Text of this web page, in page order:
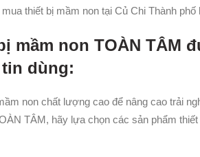
thiết bị mầm non tại Củ Chi Thành phố
mầm non TOÀN TÂM
dùng:
non chất lượng cao để nâng cao trải
TÂM, hãy lựa chọn các sản phẩm